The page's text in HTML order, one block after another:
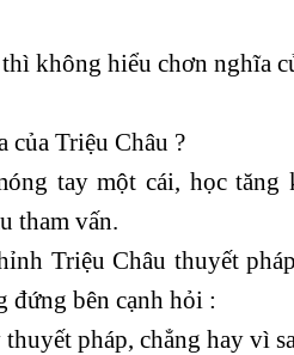
không hiểu chơn nghĩa
của Triệu Châu ?
tay một cái, học tăng
tham vấn.
Triệu Châu thuyết
đứng bên cạnh hỏi :
pháp, chẳng hay vì